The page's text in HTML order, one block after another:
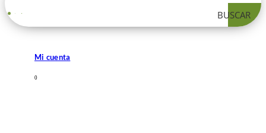
BUSCAR
Mi cuenta
0